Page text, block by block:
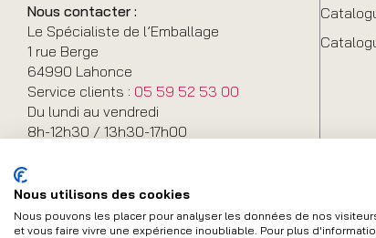
Nous contacter :
Le Spécialiste de l’Emballage
1 rue Berge
64990 Lahonce
Service clients : 05 59 52 53 00
Du lundi au vendredi
8h-12h30 / 13h30-17h00
Nous utilisons des cookies
Nous pouvons les placer pour analyser les données de nos
et vous faire vivre une expérience inoubliable. Pour plus